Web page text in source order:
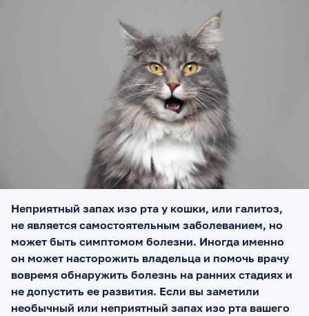
Неприятный запах изо рта у кошки, или галитоз,
не является самостоятельным заболеванием, но
может быть симптомом болезни. Иногда именно
он может насторожить владельца и помочь врачу
вовремя обнаружить болезнь на ранних стадиях и
не допустить ее развития. Если вы заметили
необычный или неприятный запах изо рта вашего